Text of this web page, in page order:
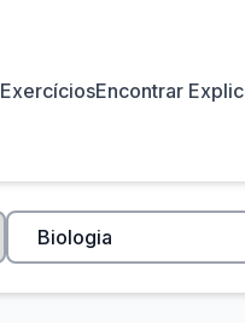
ExercíciosEncontrar